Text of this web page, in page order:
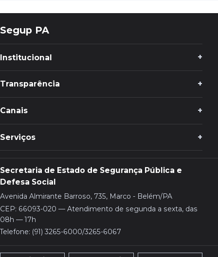
Segup PA
Institucional
Transparência
Canais
Serviços
Secretaria de Estado de Segurança Pública e
Defesa Social
Avenida Almirante Barroso, 735, Marco - Belém/PA
CEP: 66093-020 — Atendimento de segunda a sexta, das
08h — 17h
Telefone: (91) 3265-6000/3265-6067